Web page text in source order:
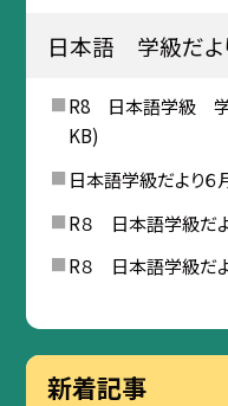
日本語 学級だよ
R8 日本語学級 学
KB)
日本語学級だより６
R８ 日本語学級だ
R８ 日本語学級だ
新着記事